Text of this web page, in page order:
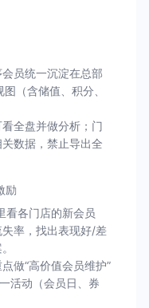
员统一沉淀在总部
（含储值、积分、
全盘并做分析；门
数据，禁止导出全
励
看各门店的新会员
率，找出表现好/差
做“高价值会员维护”
活动（会员日、券